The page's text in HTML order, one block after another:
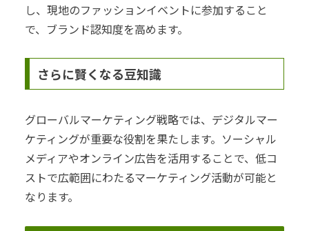
し、現地のファッションイベントに参加すること
で、ブランド認知度を高めます。
さらに賢くなる豆知識
グローバルマーケティング戦略では、デジタルマー
ケティングが重要な役割を果たします。ソーシャル
メディアやオンライン広告を活用することで、低コ
ストで広範囲にわたるマーケティング活動が可能と
なります。